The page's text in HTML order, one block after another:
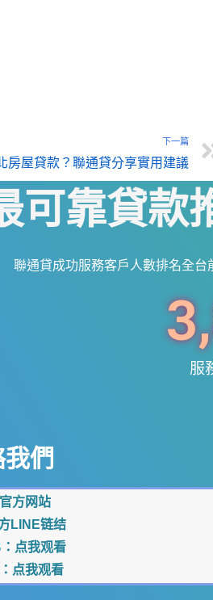
下一篇
房屋貸款？聯通貸分享實用建議
可靠貸款
聯通貸成功服務客戶人數排名全台
服
們
方网站
LINE链结
点我观看
点我观看